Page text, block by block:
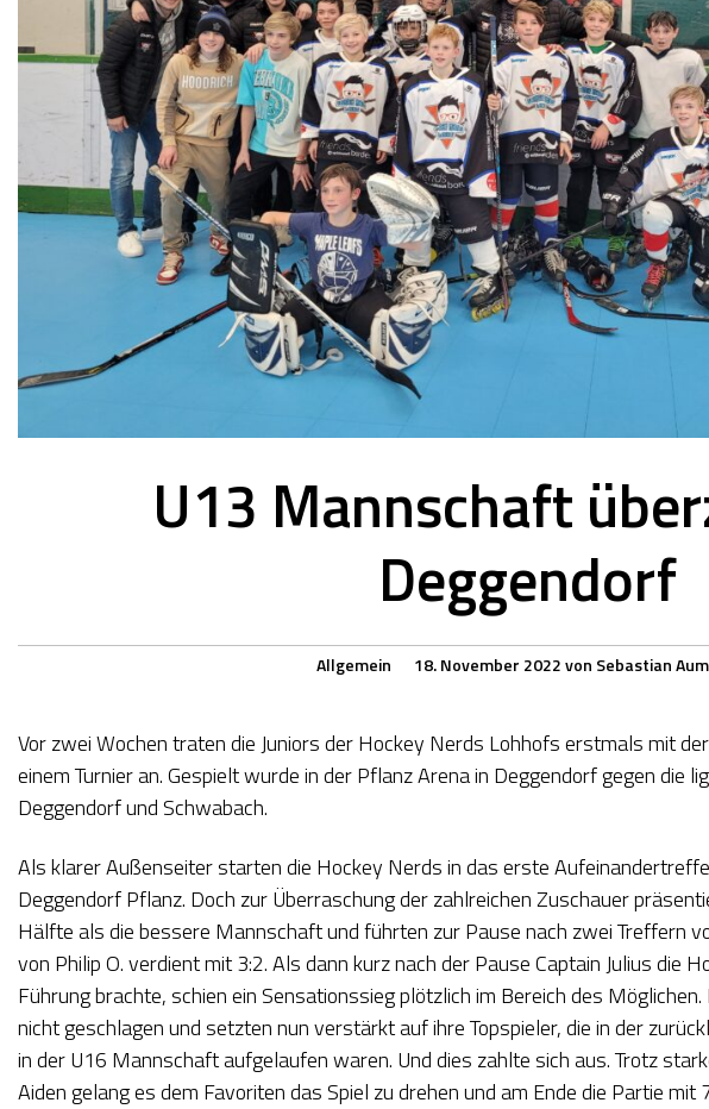
U13 Mannschaft
Deggendorf
Allgemein 18. November 2022von Sebastian
Vor zwei Wochen traten die Juniors der Hockey Nerds Lohhofs erstmals mit
einem Turnier an. Gespielt wurde in der Pflanz Arena in Deggendorf gegen die
Deggendorf und Schwabach.
Als klarer Außenseiter starten die Hockey Nerds in das erste
Deggendorf Pflanz. Doch zur Überraschung der zahlreichen Zuschauer
Hälfte als die bessere Mannschaft und führten zur Pause nach zwei Treffern
von Philip O. verdient mit 3:2. Als dann kurz nach der Pause Captain Julius die
Führung brachte, schien ein Sensationssieg plötzlich im Bereich des
nicht geschlagen und setzten nun verstärkt auf ihre Topspieler, die in der
in der U16 Mannschaft aufgelaufen waren. Und dies zahlte sich aus. Trotz
Aiden gelang es dem Favoriten das Spiel zu drehen und am Ende die Partie mit